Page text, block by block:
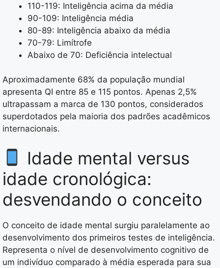
110-119: Inteligência acima da média
90-109: Inteligência média
80-89: Inteligência abaixo da média
70-79: Limítrofe
Abaixo de 70: Deficiência intelectual
Aproximadamente 68% da população mundial
apresenta QI entre 85 e 115 pontos. Apenas 2,5%
ultrapassam a marca de 130 pontos, considerados
superdotados pela maioria dos padrões acadêmicos
internacionais.
Idade mental versus
idade cronológica:
desvendando o conceito
O conceito de idade mental surgiu paralelamente ao
desenvolvimento dos primeiros testes de inteligência.
Representa o nível de desenvolvimento cognitivo de
um indivíduo comparado à média esperada para sua